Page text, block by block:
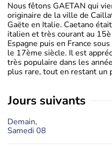
Nous fêtons GAETAN qui
originaire de la ville de
Gaëte en Italie. Caetano
italien et très courant au
Espagne puis en France
le 17ème siècle. Il est
très populaire dans les
plus rare, tout en restant un
jours suivants
Demain,
Samedi 08